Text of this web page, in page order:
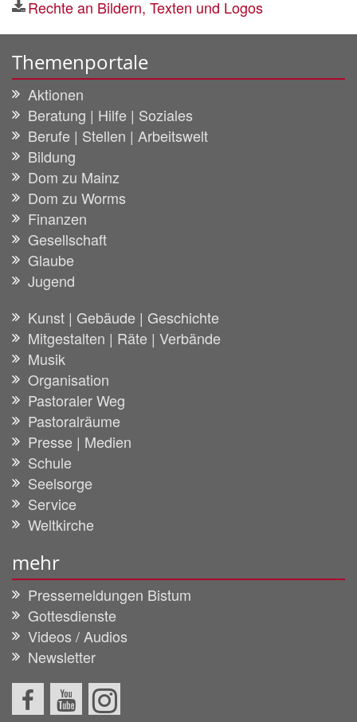
Rechte an Bildern, Texten und Logos
Themenportale
Aktionen
Beratung | Hilfe | Soziales
Berufe | Stellen | Arbeitswelt
Bildung
Dom zu Mainz
Dom zu Worms
Finanzen
Gesellschaft
Glaube
Jugend
Kunst | Gebäude | Geschichte
Mitgestalten | Räte | Verbände
Musik
Organisation
Pastoraler Weg
Pastoralräume
Presse | Medien
Schule
Seelsorge
Service
Weltkirche
mehr
Pressemeldungen Bistum
Gottesdienste
Videos / Audios
Newsletter